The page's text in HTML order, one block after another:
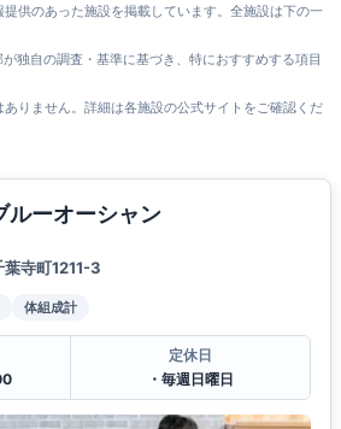
供のあった施設を掲載しています。全施設は下の一
独自の調査・基準に基づき、特におすすめする項目
りません。詳細は各施設の公式サイトをご確認くだ
ルーオーシャン
寺町1211-3
体組成計
定休日
・毎週日曜日